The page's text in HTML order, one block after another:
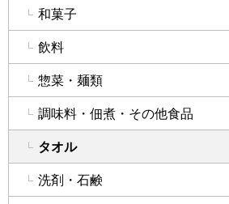
和菓子
飲料
惣菜・麺類
調味料・佃煮・その他食品
タオル
洗剤・石鹸